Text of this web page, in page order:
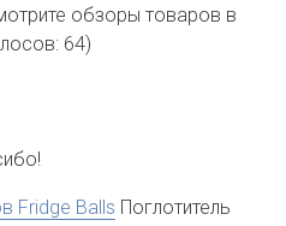
обзоры товаров в
64)
Поглотитель